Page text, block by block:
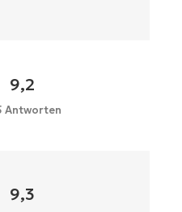
9,2
Antworten
9,3